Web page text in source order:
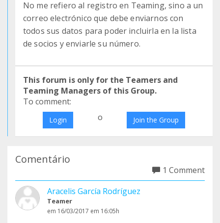
No me refiero al registro en Teaming, sino a un
correo electrónico que debe enviarnos con
todos sus datos para poder incluirla en la lista
de socios y enviarle su número.
This forum is only for the Teamers and
Teaming Managers of this Group.
To comment:
Login o Join the Group
Comentário
1 Comment
Aracelis García Rodríguez
Teamer
em 16/03/2017 em 16:05h